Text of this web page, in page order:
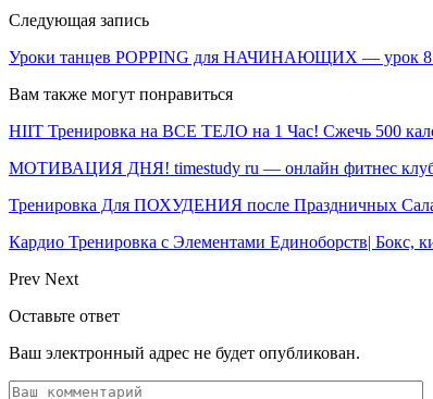
Следующая запись
Уроки танцев POPPING для НАЧИНАЮЩИХ — урок 8
Вам также могут понравиться
HIIT Тренировка на ВСЕ ТЕЛО на 1 Час! Сжечь 500
МОТИВАЦИЯ ДНЯ! timestudy ru — онлайн фитнес
Тренировка Для ПОХУДЕНИЯ после Праздничных
Кардио Тренировка с Элементами Единоборств| Бокс,
Prev Next
Оставьте ответ
Ваш электронный адрес не будет опубликован.